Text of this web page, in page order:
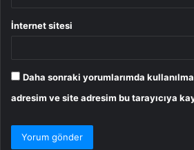
İnternet sitesi
Daha sonraki yorumlarımda
adresim ve site adresim bu tarayıcıya